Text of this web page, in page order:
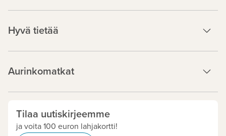
Hyvä tietää
Aurinkomatkat
Tilaa uutiskirjeemme
ja voita 100 euron lahjakortti!